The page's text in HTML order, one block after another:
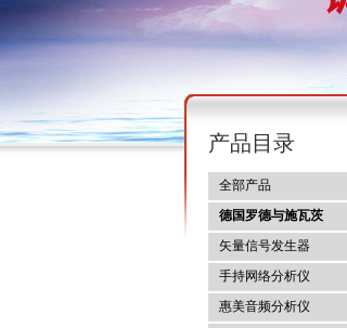
南京咏仪电子科技有限公司
产品目录
全部产品
德国罗德与施瓦茨
矢量信号发生器
手持网络分析仪
惠美音频分析仪